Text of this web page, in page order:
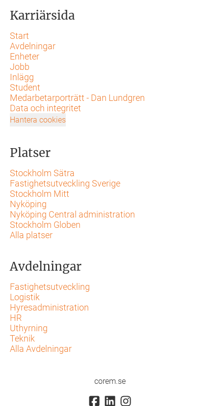
Karriärsida
Start
Avdelningar
Enheter
Jobb
Inlägg
Student
Medarbetarporträtt - Dan Lundgren
Data och integritet
Hantera cookies
Platser
Stockholm Sätra
Fastighetsutveckling Sverige
Stockholm Mitt
Nyköping
Nyköping Central administration
Stockholm Globen
Alla platser
Avdelningar
Fastighetsutveckling
Logistik
Hyresadministration
HR
Uthyrning
Teknik
Alla Avdelningar
corem.se